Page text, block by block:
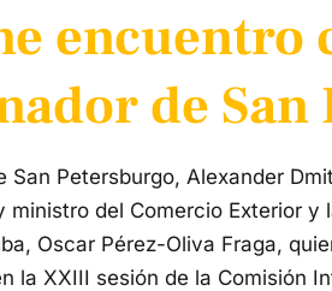
encuentro
de San
San Petersburgo, Alexander
ministro del Comercio Exterior y
Oscar Pérez-Oliva Fraga,
la XXIII sesión de la Comisión